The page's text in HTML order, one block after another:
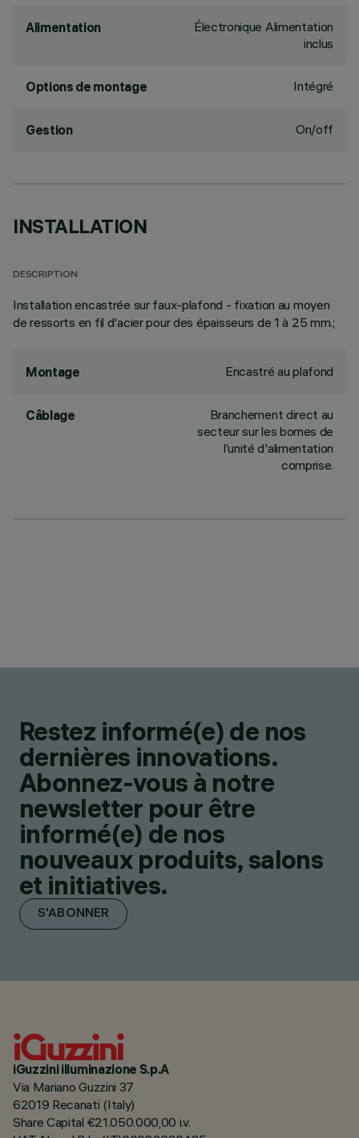
Alimentation
Électronique Alimentation
inclus
Options de montage Intégré
Gestion On/off
INSTALLATION
DESCRIPTION
Installation encastrée sur faux-plafond - fixation au moyen
de ressorts en fil d'acier pour des épaisseurs de 1 à 25 mm.;
Montage Encastré au plafond
Câblage
Branchement direct au
secteur sur les bornes de
l’unité d'alimentation
comprise.
Restez informé(e) de nos
dernières innovations.
Abonnez-vous à notre
newsletter pour être
informé(e) de nos
nouveaux produits, salons
et initiatives.
S'ABONNER
iGuzzini illuminazione S.p.A
Via Mariano Guzzini 37
62019 Recanati (Italy)
Share Capital €21.050.000,00 i.v.